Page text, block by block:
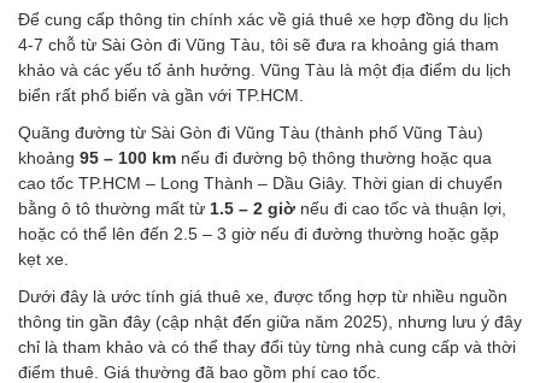
Để cung cấp thông tin chính xác về giá thuê xe hợp đồng du lịch
4-7 chỗ từ Sài Gòn đi Vũng Tàu, tôi sẽ đưa ra khoảng giá tham
khảo và các yếu tố ảnh hưởng. Vũng Tàu là một địa điểm du lịch
biển rất phổ biến và gần với TP.HCM.
Quãng đường từ Sài Gòn đi Vũng Tàu (thành phố Vũng Tàu)
khoảng 95 – 100 km nếu đi đường bộ thông thường hoặc qua
cao tốc TP.HCM – Long Thành – Dầu Giây. Thời gian di chuyển
bằng ô tô thường mất từ 1.5 – 2 giờ nếu đi cao tốc và thuận lợi,
hoặc có thể lên đến 2.5 – 3 giờ nếu đi đường thường hoặc gặp
kẹt xe.
Dưới đây là ước tính giá thuê xe, được tổng hợp từ nhiều nguồn
thông tin gần đây (cập nhật đến giữa năm 2025), nhưng lưu ý đây
chỉ là tham khảo và có thể thay đổi tùy từng nhà cung cấp và thời
điểm thuê. Giá thường đã bao gồm phí cao tốc.